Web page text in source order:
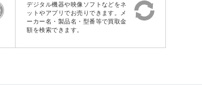
デジタル機器や映像ソフトなどをネ
ットやアプリでお売りできます。メ
ーカー名・製品名・型番等で買取金
額を検索できます。